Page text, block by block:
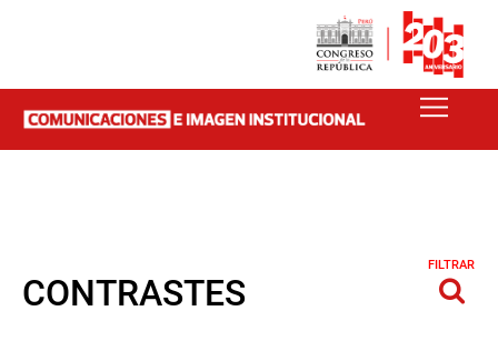
CONTRASTES
FILTRAR